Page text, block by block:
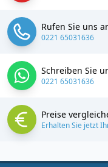
Rufen Sie uns
0221 65031636
Schreiben Sie
0221 65031636
Preise
Erhalten Sie jetzt